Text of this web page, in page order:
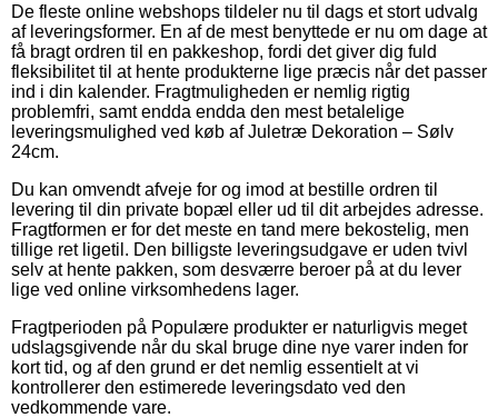
De fleste online webshops tildeler nu til dags et stort udvalg
af leveringsformer. En af de mest benyttede er nu om dage at
få bragt ordren til en pakkeshop, fordi det giver dig fuld
fleksibilitet til at hente produkterne lige præcis når det passer
ind i din kalender. Fragtmuligheden er nemlig rigtig
problemfri, samt endda endda den mest betalelige
leveringsmulighed ved køb af Juletræ Dekoration – Sølv
24cm.
Du kan omvendt afveje for og imod at bestille ordren til
levering til din private bopæl eller ud til dit arbejdes adresse.
Fragtformen er for det meste en tand mere bekostelig, men
tillige ret ligetil. Den billigste leveringsudgave er uden tvivl
selv at hente pakken, som desværre beroer på at du lever
lige ved online virksomhedens lager.
Fragtperioden på Populære produkter er naturligvis meget
udslagsgivende når du skal bruge dine nye varer inden for
kort tid, og af den grund er det nemlig essentielt at vi
kontrollerer den estimerede leveringsdato ved den
vedkommende vare.